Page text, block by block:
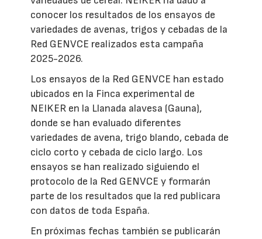
conocer los resultados de los ensayos de
variedades de avenas, trigos y cebadas de la
Red GENVCE realizados esta campaña
2025-2026.
Los ensayos de la Red GENVCE han estado
ubicados en la Finca experimental de
NEIKER en la Llanada alavesa (Gauna),
donde se han evaluado diferentes
variedades de avena, trigo blando, cebada de
ciclo corto y cebada de ciclo largo. Los
ensayos se han realizado siguiendo el
protocolo de la Red GENVCE y formarán
parte de los resultados que la red publicara
con datos de toda España.
En próximas fechas también se publicarán